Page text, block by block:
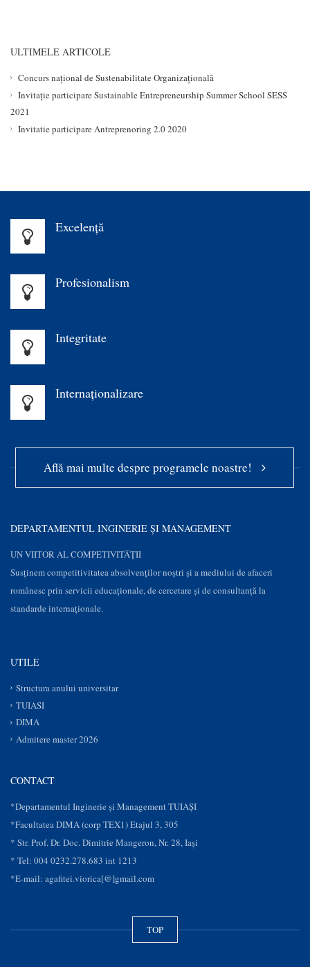
ULTIMELE ARTICOLE
Concurs național de Sustenabilitate Organizațională
Invitație participare Sustainable Entrepreneurship Summer School SESS
2021
Invitatie participare Antreprenoring 2.0 2020
Excelenţă
Profesionalism
Integritate
Internaționalizare
Află mai multe despre programele noastre!
DEPARTAMENTUL INGINERIE ȘI MANAGEMENT
UN VIITOR AL COMPETIVITĂȚII
Susţinem competitivitatea absolvenților noștri și a mediului de afaceri
românesc prin servicii educaţionale, de cercetare şi de consultanţă la
standarde internaționale.
UTILE
Structura anului universitar
TUIASI
DIMA
Admitere master 2026
CONTACT
*Departamentul Inginerie și Management TUIAȘI
*Facultatea DIMA (corp TEX1) Etajul 3, 305
* Str. Prof. Dr. Doc. Dimitrie Mangeron, Nr. 28, Iaşi
* Tel: 004 0232.278.683 int 1213
*E-mail: agafitei.viorica[@]gmail.com
TOP